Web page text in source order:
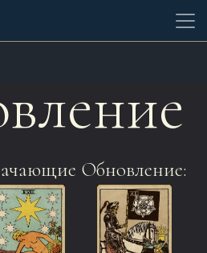
Обновление: